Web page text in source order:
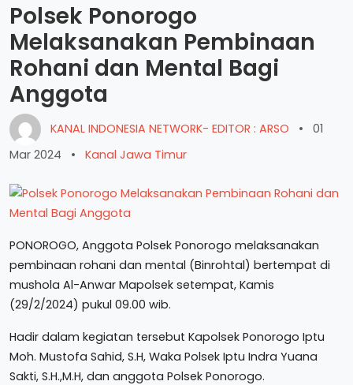
Polsek Ponorogo
Melaksanakan Pembinaan
Rohani dan Mental Bagi
Anggota
KANAL INDONESIA NETWORK- EDITOR : ARSO •
01
Mar 2024
• Kanal Jawa Timur
PONOROGO, Anggota Polsek Ponorogo melaksanakan
pembinaan rohani dan mental (Binrohtal) bertempat di
mushola Al-Anwar Mapolsek setempat, Kamis
(29/2/2024) pukul 09.00 wib.
Hadir dalam kegiatan tersebut Kapolsek Ponorogo Iptu
Moh. Mustofa Sahid, S.H, Waka Polsek Iptu Indra Yuana
Sakti, S.H.,M.H, dan anggota Polsek Ponorogo.